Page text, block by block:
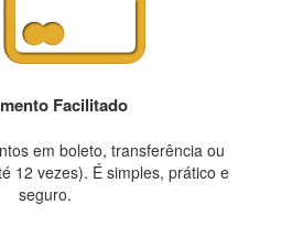
Facilitado
em boleto, transferência ou
12 vezes). É simples, prático e
seguro.